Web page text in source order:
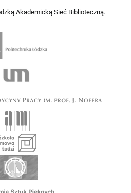
Akademicką Sieć Biblioteczną.